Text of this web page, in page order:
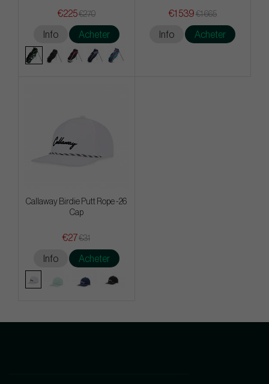
€225€270
Info Acheter
€1 539 €1 665
Info Acheter
Callaway Birdie Putt Rope -26
Cap
€27€31
Info Acheter